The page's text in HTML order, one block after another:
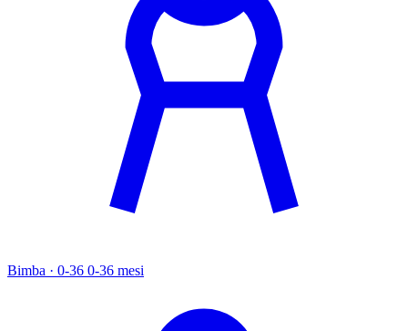
Bimba · 0-36 0-36 mesi